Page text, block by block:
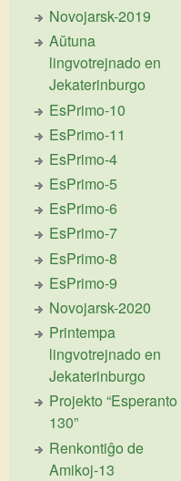
Novojarsk-2019
Aŭtuna
lingvotrejnado en
Jekaterinburgo
EsPrimo-10
EsPrimo-11
EsPrimo-4
EsPrimo-5
EsPrimo-6
EsPrimo-7
EsPrimo-8
EsPrimo-9
Novojarsk-2020
Printempa
lingvotrejnado en
Jekaterinburgo
Projekto “Esperanto
130”
Renkontiĝo de
Amikoj-13